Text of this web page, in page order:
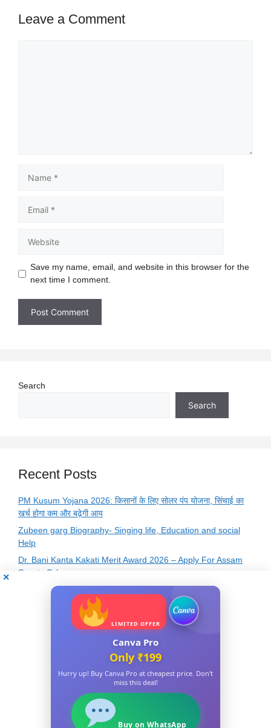
Leave a Comment
Save my name, email, and website in this browser for the
next time I comment.
Search
Search
Recent Posts
PM Kusum Yojana 2026: किसानों के लिए सोलर पंप योजना, सिंचाई का
खर्च होगा कम और बढ़ेगी आय
Zubeen garg Biography- Singing life, Education and social
Help
Dr. Bani Kanta Kakati Merit Award 2026 – Apply For Assam
Scooty Scheme
Famous Books and Authors Quiz Online Test – GK
Question and Answers
Basic GK Quiz Questions and Answers – Practice Free
Online MCQ Test
Recent Comments
No comments to show.
LIMITED OFFER
Canva Pro
Only ₹199
Hurry up! Buy Canva Pro at cheapest price. Don't
miss this deal!
Buy on WhatsApp